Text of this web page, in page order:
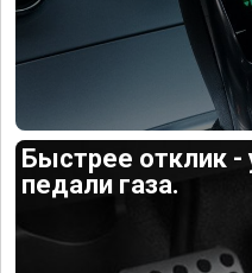
Быстрее отклик -
педали газа.